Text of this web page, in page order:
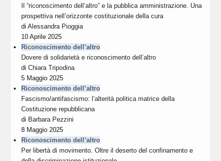
Il “riconoscimento dell’altro” e la pubblica amministrazione. Una
prospettiva nell’orizzonte costituzionale della cura
diAlessandra Pioggia
10 Aprile 2025
Riconoscimento dell’altro
Dovere di solidarietà e riconoscimento dell’altro
diChiara Tripodina
5 Maggio 2025
Riconoscimento dell’altro
Fascismo/antifascismo: l’alterità politica matrice della
Costituzione repubblicana
di Barbara Pezzini
8 Maggio 2025
Riconoscimento dell’altro
Per libertà di movimento. Oltre il deserto del confinamento e